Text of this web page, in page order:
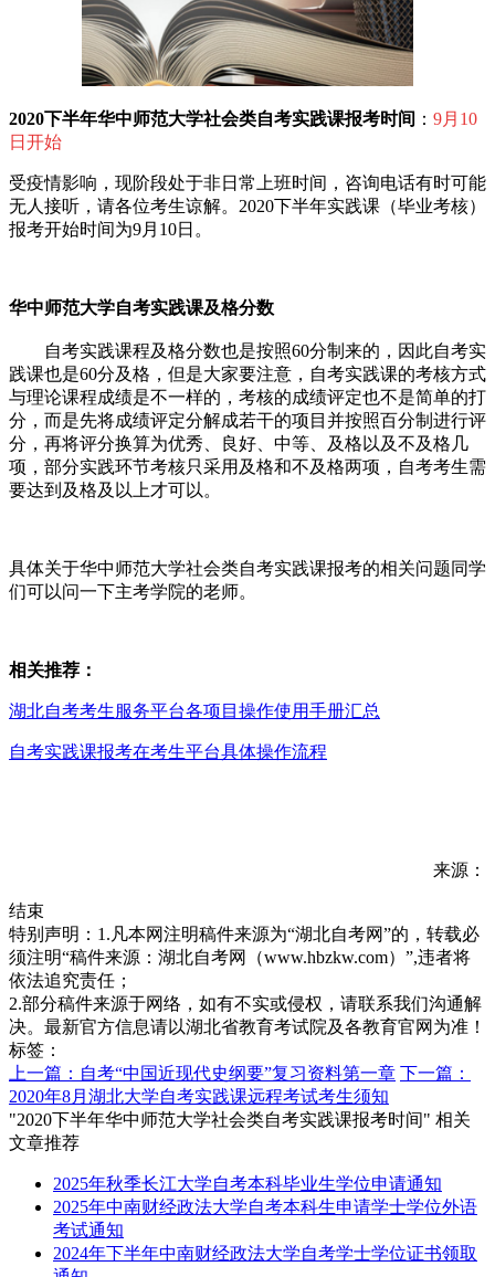
2020下半年华中师范大学社会类自考实践课报考时间 ： 9月10
日开始
受疫情影响，现阶段处于非日常上班时间，咨询电话有时可能
无人接听，请各位考生谅解。2020下半年实践课（毕业考核）
报考开始时间为9月10日。
华中师范大学自考实践课及格分数
自考实践课程及格分数也是按照60分制来的，因此自考实
践课也是60分及格，但是大家要注意，自考实践课的考核方式
与理论课程成绩是不一样的，考核的成绩评定也不是简单的打
分，而是先将成绩评定分解成若干的项目并按照百分制进行评
分，再将评分换算为优秀、良好、中等、及格以及不及格几
项，部分实践环节考核只采用及格和不及格两项，自考考生需
要达到及格及以上才可以。
具体关于华中师范大学社会类自考实践课报考的相关问题同学
们可以问一下主考学院的老师。
相关推荐：
湖北自考考生服务平台各项目操作使用手册汇总
自考实践课报考在考生平台具体操作流程
来源：
结束
特别声明：1.凡本网注明稿件来源为“湖北自考网”的，转载必
须注明“稿件来源：湖北自考网（www.hbzkw.com）”,违者将
依法追究责任；
2.部分稿件来源于网络，如有不实或侵权，请联系我们沟通解
决。最新官方信息请以湖北省教育考试院及各教育官网为准！
标签：
上一篇：自考“中国近现代史纲要”复习资料第一章 下一篇：
2020年8月湖北大学自考实践课远程考试考生须知
"2020下半年华中师范大学社会类自考实践课报考时间" 相关
文章推荐
2025年秋季长江大学自考本科毕业生学位申请通知
2025年中南财经政法大学自考本科生申请学士学位外语
考试通知
2024年下半年中南财经政法大学自考学士学位证书领取